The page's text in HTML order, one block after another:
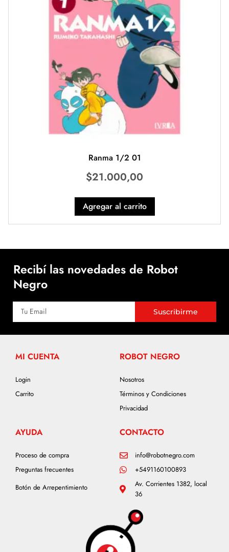
Ranma 1/2 01
$21.000,00
Agregar al carrito
Recibí las novedades de Robot
Negro
Suscribirme
MI CUENTA
Login
Carrito
ROBOT NEGRO
Nosotros
Términos y Condiciones
Privacidad
AYUDA
Proceso de compra
Preguntas frecuentes
Botón de Arrepentimiento
CONTACTO
info@robotnegro.com
+5491160100893
Av. Corrientes 1382, local
36